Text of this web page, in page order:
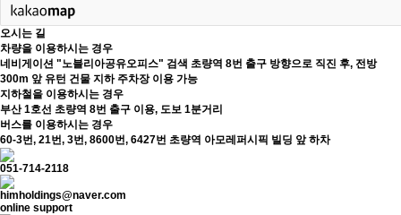
오시는 길
차량을 이용하시는 경우
네비게이션 "노블리아공유오피스" 검색 초량역 8번 출구 방향으로 직진 후, 전방
300m 앞 유턴 건물 지하 주차장 이용 가능
지하철을 이용하시는 경우
부산 1호선 초량역 8번 출구 이용, 도보 1분거리
버스를 이용하시는 경우
60-3번, 21번, 3번, 8600번, 6427번 초량역 아모레퍼시픽 빌딩 앞 하차
051-714-2118
himholdings@naver.com
online support